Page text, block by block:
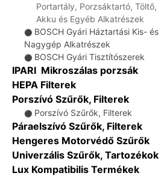
Portartály, Porzsáktartó, Töltő,
Akku és Egyéb Alkatrészek
⚫ BOSCH Gyári Háztartási Kis- és
Nagygép Alkatrészek
⚫ BOSCH Gyári Tisztítószerek
IPARI Mikroszálas porzsák
HEPA Filterek
Porszívó Szűrők, Filterek
⚫ Porszívó Szűrők, Filterek
Páraelszívó Szűrők, Filterek
Hengeres Motorvédő Szűrők
Univerzális Szűrők, Tartozékok
Lux Kompatibilis Termékek